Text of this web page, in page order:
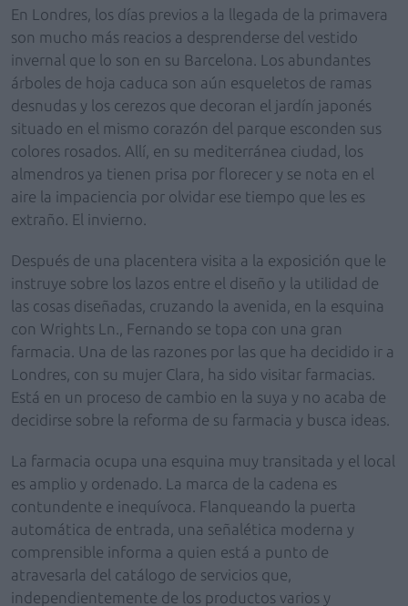
En Londres, los días previos a la llegada de la primavera
son mucho más reacios a desprenderse del vestido
invernal que lo son en su Barcelona. Los abundantes
árboles de hoja caduca son aún esqueletos de ramas
desnudas y los cerezos que decoran el jardín japonés
situado en el mismo corazón del parque esconden sus
colores rosados. Allí, en su mediterránea ciudad, los
almendros ya tienen prisa por florecer y se nota en el
aire la impaciencia por olvidar ese tiempo que les es
extraño. El invierno.
Después de una placentera visita a la exposición que le
instruye sobre los lazos entre el diseño y la utilidad de
las cosas diseñadas, cruzando la avenida, en la esquina
con Wrights Ln., Fernando se topa con una gran
farmacia. Una de las razones por las que ha decidido ir a
Londres, con su mujer Clara, ha sido visitar farmacias.
Está en un proceso de cambio en la suya y no acaba de
decidirse sobre la reforma de su farmacia y busca ideas.
La farmacia ocupa una esquina muy transitada y el local
es amplio y ordenado. La marca de la cadena es
contundente e inequívoca. Flanqueando la puerta
automática de entrada, una señalética moderna y
comprensible informa a quien está a punto de
atravesarla del catálogo de servicios que,
independientemente de los productos varios y